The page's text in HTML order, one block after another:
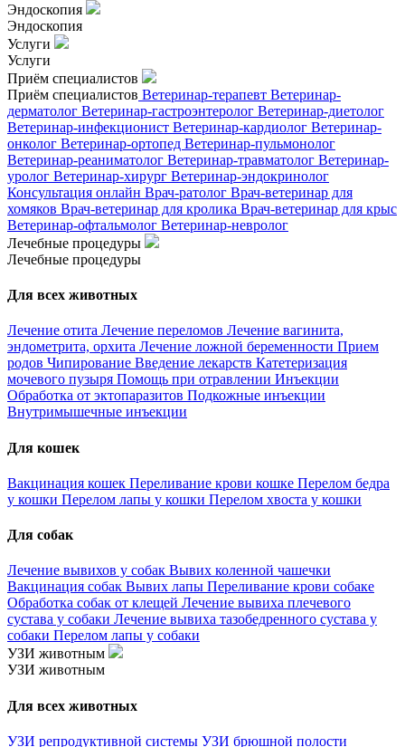
Эндоскопия
Эндоскопия
Услуги
Услуги
Приём специалистов
Приём специалистов Ветеринар-терапевт Ветеринар-
дерматолог Ветеринар-гастроэнтеролог Ветеринар-диетолог
Ветеринар-инфекционист Ветеринар-кардиолог Ветеринар-
онколог Ветеринар-ортопед Ветеринар-пульмонолог
Ветеринар-реаниматолог Ветеринар-травматолог Ветеринар-
уролог Ветеринар-хирург Ветеринар-эндокринолог
Консультация онлайн Врач-ратолог Врач-ветеринар для
хомяков Врач-ветеринар для кролика Врач-ветеринар для крыс
Ветеринар-офтальмолог Ветеринар-невролог
Лечебные процедуры
Лечебные процедуры
Для всех животных
Лечение отита Лечение переломов Лечение вагинита,
эндометрита, орхита Лечение ложной беременности Прием
родов Чипирование Введение лекарств Катетеризация
мочевого пузыря Помощь при отравлении Инъекции
Обработка от эктопаразитов Подкожные инъекции
Внутримышечные инъекции
Для кошек
Вакцинация кошек Переливание крови кошке Перелом бедра
у кошки Перелом лапы у кошки Перелом хвоста у кошки
Для собак
Лечение вывихов у собак Вывих коленной чашечки
Вакцинация собак Вывих лапы Переливание крови собаке
Обработка собак от клещей Лечение вывиха плечевого
сустава у собаки Лечение вывиха тазобедренного сустава у
собаки Перелом лапы у собаки
УЗИ животным
УЗИ животным
Для всех животных
УЗИ репродуктивной системы УЗИ брюшной полости